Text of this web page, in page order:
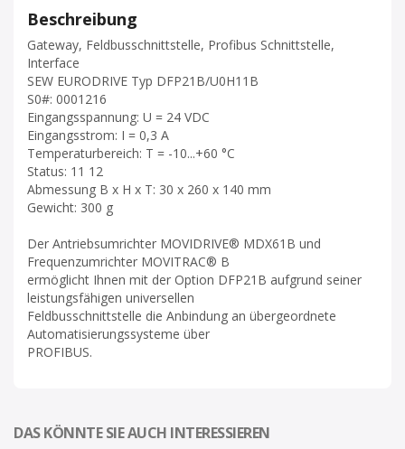
Beschreibung
Gateway, Feldbusschnittstelle, Profibus Schnittstelle,
Interface
SEW EURODRIVE Typ DFP21B/U0H11B
S0#: 0001216
Eingangsspannung: U = 24 VDC
Eingangsstrom: I = 0,3 A
Temperaturbereich: T = -10...+60 °C
Status: 11 12
Abmessung B x H x T: 30 x 260 x 140 mm
Gewicht: 300 g
Der Antriebsumrichter MOVIDRIVE® MDX61B und
Frequenzumrichter MOVITRAC® B
ermöglicht Ihnen mit der Option DFP21B aufgrund seiner
leistungsfähigen universellen
Feldbusschnittstelle die Anbindung an übergeordnete
Automatisierungssysteme über
PROFIBUS.
DAS KÖNNTE SIE AUCH INTERESSIEREN